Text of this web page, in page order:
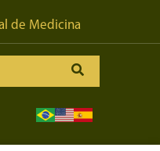
de Medicina